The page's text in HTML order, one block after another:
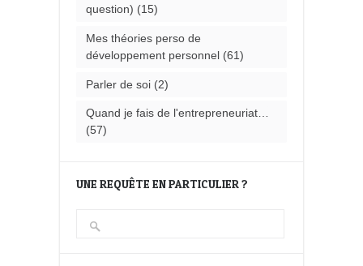
question) (15)
Mes théories perso de
développement personnel(61)
Parler de soi(2)
Quand je fais de l'entrepreneuriat…
(57)
UNE REQUÊTE EN PARTICULIER ?